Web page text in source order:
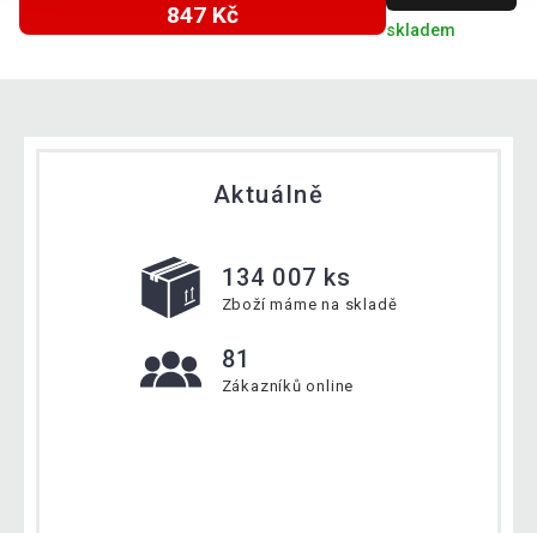
847 Kč
skladem
Aktuálně
134 007 ks
Zboží máme na skladě
81
Zákazníků online